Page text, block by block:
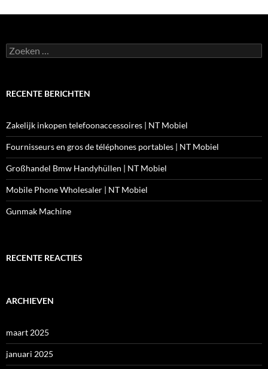
Zoeken
naar:
RECENTE BERICHTEN
Zakelijk inkopen telefoonaccessoires | NT Mobiel
Fournisseurs en gros de téléphones portables | NT Mobiel
Großhandel Bmw Handyhüllen | NT Mobiel
Mobile Phone Wholesaler | NT Mobiel
Gunmak Machine
RECENTE REACTIES
ARCHIEVEN
maart 2025
januari 2025